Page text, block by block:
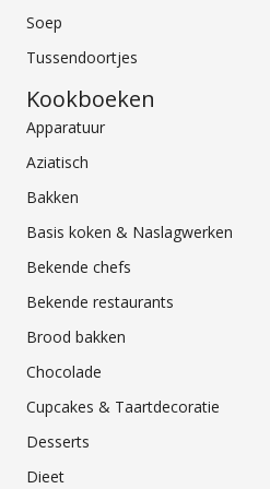
Soep
Tussendoortjes
Kookboeken
Apparatuur
Aziatisch
Bakken
Basis koken & Naslagwerken
Bekende chefs
Bekende restaurants
Brood bakken
Chocolade
Cupcakes & Taartdecoratie
Desserts
Dieet